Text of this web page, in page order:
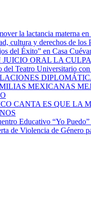
la lactancia materna
cultura y derechos de los
del Éxito” en Casa
ORAL LA
del Teatro Universitario
MEXICANAS
CANTA ES QUE LA
Educativo “Yo
de Violencia de Género